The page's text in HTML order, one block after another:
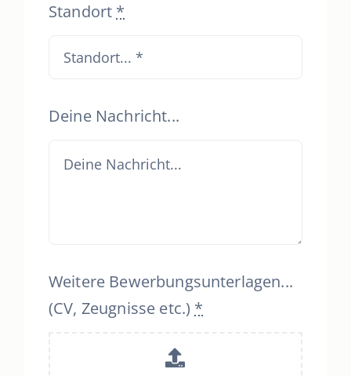
Standort *
Deine Nachricht...
Weitere Bewerbungsunterlagen...
(CV, Zeugnisse etc.) *